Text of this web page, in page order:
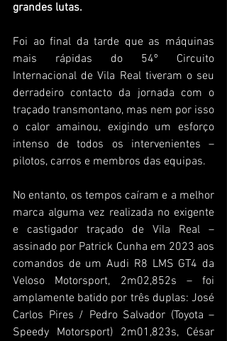
grandes lutas.
Foi ao final da tarde que as máquinas
mais rápidas do 54º Circuito
Internacional de Vila Real tiveram o seu
derradeiro contacto da jornada com o
traçado transmontano, mas nem por isso
o calor amainou, exigindo um esforço
intenso de todos os intervenientes –
pilotos, carros e membros das equipas.
No entanto, os tempos caíram e a melhor
marca alguma vez realizada no exigente
e castigador traçado de Vila Real –
assinado por Patrick Cunha em 2023 aos
comandos de um Audi R8 LMS GT4 da
Veloso Motorsport, 2m02,852s – foi
amplamente batido por três duplas: José
Carlos Pires / Pedro Salvador (Toyota –
Speedy Motorsport) 2m01,823s, César